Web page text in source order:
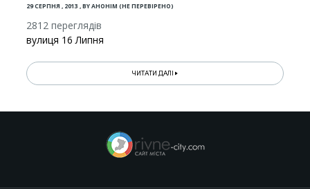
29 СЕРПНЯ , 2013 ,BYАНОНІМ (НЕ ПЕРЕВІРЕНО)
2812 переглядів
вулиця 16 Липня
ЧИТАТИ ДАЛІ